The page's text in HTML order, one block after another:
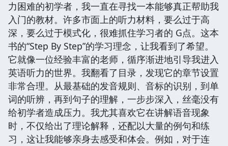
力困难的初学者，我一直在寻找一本能够真正帮助我
入门的教材。许多市面上的听力材料，要么过于高
深，要么过于模式化，很难抓住学习者的 G点。这本
书的“Step By Step”的学习理念，让我看到了希望。
它就像一位经验丰富的老师，循序渐进地引导我进入
英语听力的世界。我翻看了目录，发现它的章节设置
非常合理。从最基础的发音规则、音标的识别，到单
词的听辨，再到句子的理解，一步步深入，丝毫没有
给初学者造成压力。我尤其喜欢它在讲解语音现象
时，不仅给出了理论解释，还配以大量的例句和练
习，这让我能够亲身去感受和体会。例如，对于连